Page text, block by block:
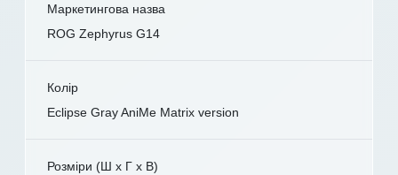
Маркетингова назва
ROG Zephyrus G14
Колір
Eclipse Gray AniMe Matrix version
Розміри (Ш x Г x В)